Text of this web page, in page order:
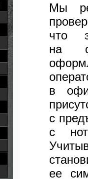
Мы
что
на
в
с
с
ее